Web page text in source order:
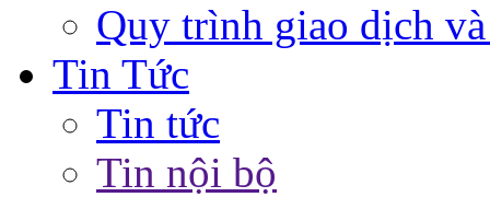
Quy trình giao dịch
Tin Tức
Tin tức
Tin nội bộ